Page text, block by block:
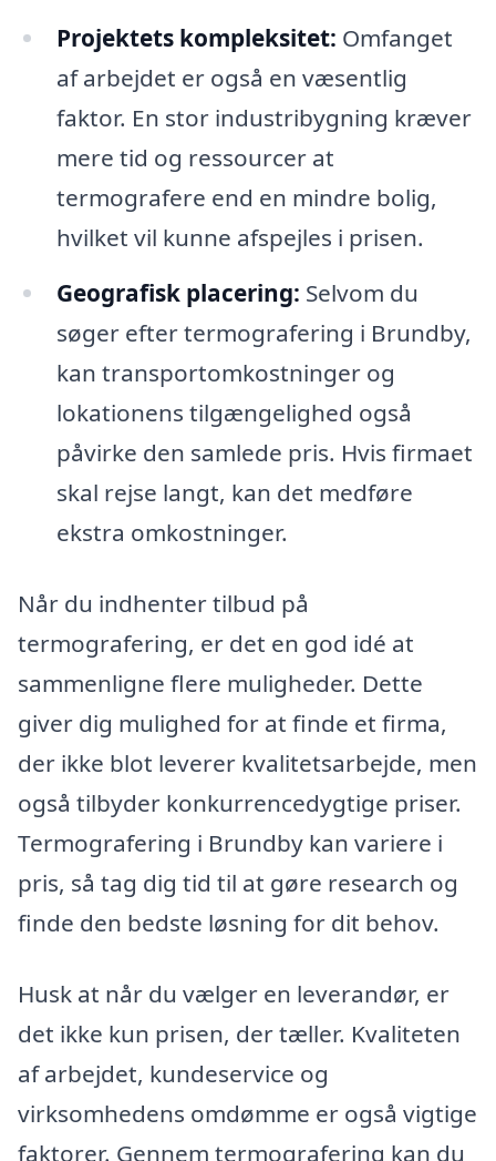
Projektets kompleksitet: Omfanget
af arbejdet er også en væsentlig
faktor. En stor industribygning kræver
mere tid og ressourcer at
termografere end en mindre bolig,
hvilket vil kunne afspejles i prisen.
Geografisk placering: Selvom du
søger efter termografering i Brundby,
kan transportomkostninger og
lokationens tilgængelighed også
påvirke den samlede pris. Hvis firmaet
skal rejse langt, kan det medføre
ekstra omkostninger.
Når du indhenter tilbud på
termografering, er det en god idé at
sammenligne flere muligheder. Dette
giver dig mulighed for at finde et firma,
der ikke blot leverer kvalitetsarbejde, men
også tilbyder konkurrencedygtige priser.
Termografering i Brundby kan variere i
pris, så tag dig tid til at gøre research og
finde den bedste løsning for dit behov.
Husk at når du vælger en leverandør, er
det ikke kun prisen, der tæller. Kvaliteten
af arbejdet, kundeservice og
virksomhedens omdømme er også vigtige
faktorer. Gennem termografering kan du